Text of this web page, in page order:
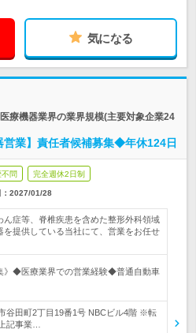
気になる
療機器業界の業界規模(主要対象企業24
営業】責任者候補募集◆年休124日
問 完全週休2日制
2027/01/28
ん症等、脊椎疾患を含めた整形外科領域
を提供している当社にて、営業をお任せ
》◆医療業界での営業経験◆普通自動車
谷田町2丁目19番1号 NBCビル4階 ※転
記事業…